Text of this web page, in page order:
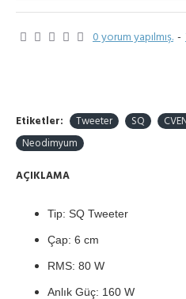
0 yorum yapılmış. -
Etiketler: Tweeter SQ
Neodimyum
AÇIKLAMA
Tip: SQ Tweeter
Çap: 6 cm
RMS: 80 W
Anlık Güç: 160 W